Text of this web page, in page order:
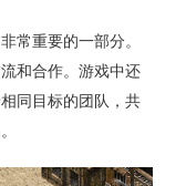
常重要的一部分。
和合作。游戏中还
同目标的团队，共